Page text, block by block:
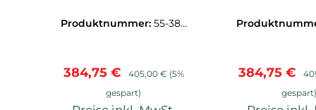
Produktnummer:55-383
Verkaufspreis:
384,75 € Regulärer Preis:
405,00 € (5%
gespart)
384,75 €
gespart)